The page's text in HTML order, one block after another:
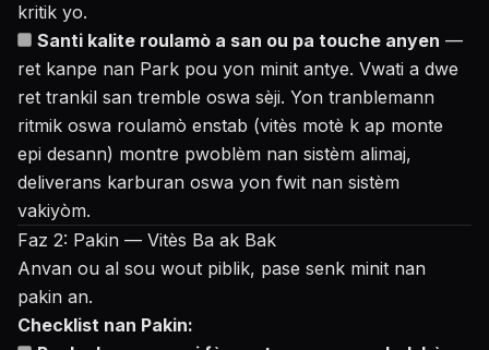
kritik yo.
Santi kalite roulamò a san ou pa touche anyen —
ret kanpe nan Park pou yon minit antye. Vwati a dwe
ret trankil san tremble oswa sèji. Yon tranblemann
ritmik oswa roulamò enstab (vitès motè k ap monte
epi desann) montre pwoblèm nan sistèm alimaj,
deliverans karburan oswa yon fwit nan sistèm
vakiyòm.
Faz 2: Pakin — Vitès Ba ak Bak
Anvan ou al sou wout piblik, pase senk minit nan
pakin an.
Checklist nan Pakin: